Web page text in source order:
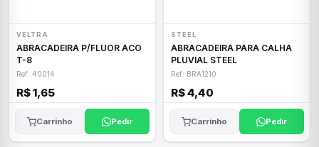
VELTRA
ABRACADEIRA P/FLUOR ACO
T-8
Ref: 40014
R$ 1,65
Carrinho Pedir
STEEL
ABRACADEIRA PARA CALHA
PLUVIAL STEEL
Ref: BRA1210
R$ 4,40
Carrinho Pedir